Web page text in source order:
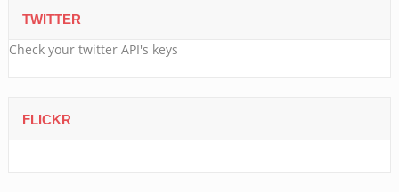
TWITTER
Check your twitter API's keys
FLICKR